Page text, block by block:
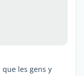
les gens y